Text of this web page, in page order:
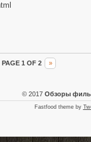
PAGE 1 OF 2 »
© 2017 Обзоры
Fastfood theme by